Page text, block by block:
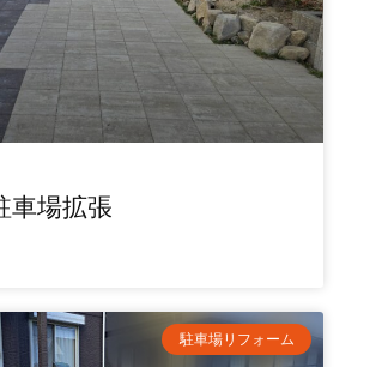
車場拡張
駐車場リフォーム